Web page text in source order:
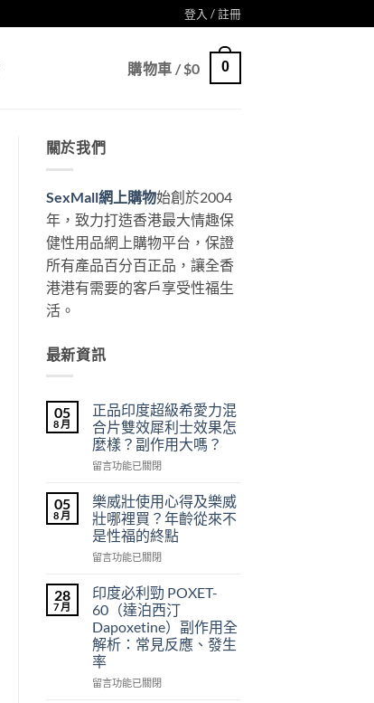
登入 / 註冊
購物車 /$0 0
關於我們
SexMall網上購物始創於2004
年，致力打造香港最大情趣保
健性用品網上購物平台，保證
所有產品百分百正品，讓全香
港港有需要的客戶享受性福生
活。
最新資訊
05
8 月
正品印度超級希愛力混
合片雙效犀利士效果怎
麼樣？副作用大嗎？
在
品
印
度
超
級
愛
力
混
合
片
雙
效
留言功能已關閉
05
8 月
樂威壯使用心得及樂威
壯哪裡買？年齡從來不
是性福的終點
在
威
壯
使
用
心
得
及
留言功能已關閉
28
7 月
印度必利勁 POXET-
60（達泊西汀
Dapoxetine）副作用全
解析：常見反應、發生
率
在
留言功能已關閉